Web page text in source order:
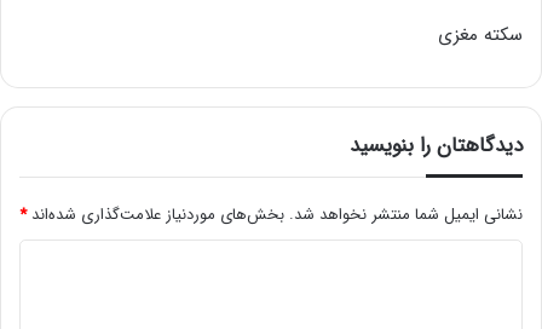
سکته مغزی
دیدگاهتان را بنویسید
نشانی ایمیل شما منتشر نخواهد شد. بخش‌های موردنیاز علامت‌گذاری شده‌اند*